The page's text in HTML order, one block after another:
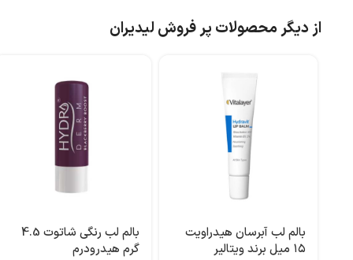
از دیگر محصولات پر فروش لیدیران
بالم لب آبرسان هیدراویت
۱۵ میل برند ویتالیر
بالم لب‌ رنگی شاتوت 4.5
گرم هیدرودرم